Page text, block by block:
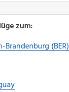
zum:
Brandenburg (BER)